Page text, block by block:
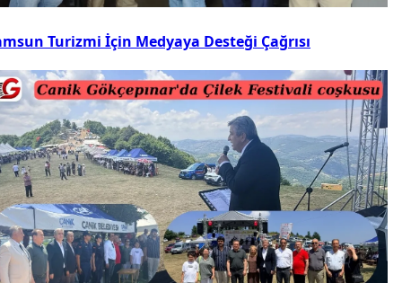
Turizmi İçin Medyaya Desteği Çağrısı